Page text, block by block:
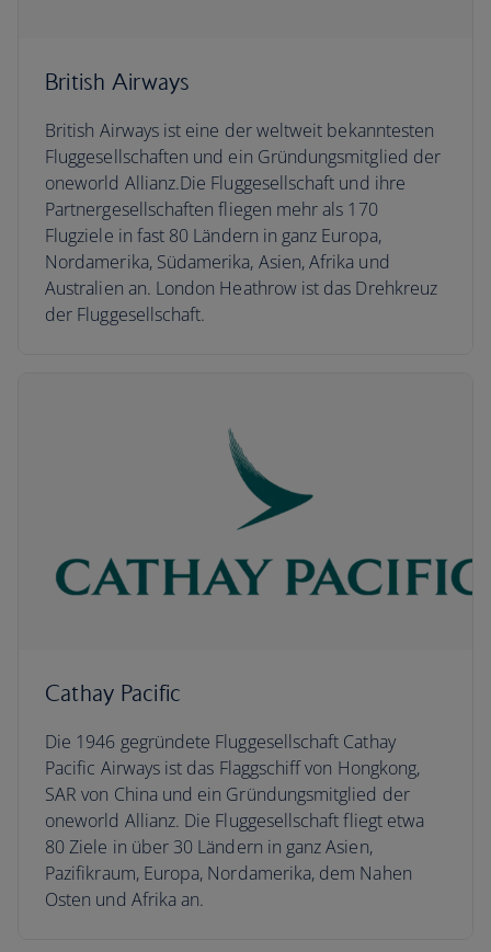
British Airways
British Airways ist eine der weltweit bekanntesten
Fluggesellschaften und ein Gründungsmitglied der
oneworld Allianz.Die Fluggesellschaft und ihre
Partnergesellschaften fliegen mehr als 170
Flugziele in fast 80 Ländern in ganz Europa,
Nordamerika, Südamerika, Asien, Afrika und
Australien an. London Heathrow ist das Drehkreuz
der Fluggesellschaft.
Cathay Pacific
Die 1946 gegründete Fluggesellschaft Cathay
Pacific Airways ist das Flaggschiff von Hongkong,
SAR von China und ein Gründungsmitglied der
oneworld Allianz. Die Fluggesellschaft fliegt etwa
80 Ziele in über 30 Ländern in ganz Asien,
Pazifikraum, Europa, Nordamerika, dem Nahen
Osten und Afrika an.